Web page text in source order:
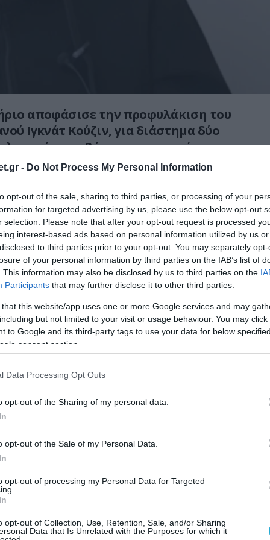
- Do Not Process My Personal Information
opt-out of the sale, sharing to third parties, or processing of your
for targeted advertising by us, please use the below opt-out
selection. Please note that after your opt-out request is processed
interest-based ads based on personal information utilized by us
to third parties prior to your opt-out. You may separately
of your personal information by third parties on the IAB’s list of
This information may also be disclosed by us to third parties on the
Participants that may further disclose it to other third parties.
that this website/app uses one or more Google services and may
but not limited to your visit or usage behaviour. You may
to Google and its third-party tags to use your data for below
consent section.
Data Processing Opt Outs
opt-out of the Sharing of my personal data.
opt-out of the Sale of my Personal Data.
opt-out of processing my Personal Data for Targeted
opt-out of Collection, Use, Retention, Sale, and/or Sharing
Data that Is Unrelated with the Purposes for which it
αποφάσισε την προφυλάκιση του
Ιγκνάτ Κούζιν, για διάστημα δύο
του Ρώσου στρατηγού,
με παγιδευμένο αυτοκίνητο κοντά
μέσα ενημέρωσης, κατά την ανάκρισή του
τον στρατολόγησαν από τις Μυστικές
(SBU).
ο 42χρονος φέρεται να περιέγραψε ότι
2023 έφτασε στη Ρωσία από την Ουκρανία
στην περιφέρεια της Μόσχας.
για τρομοκρατική επίθεση κατά του
να συγκεντρώνει στοιχεία για τον Ρώσο
φέρεται να εξήγησε, ότι μπόρεσε να
καθημερινής βάσης τον Γ.Μοσκάλικ και τις
την καθημερινή ρουτίνα του,
των χρόνων άφιξης και αναχώρησης
επίσης, να περιγράφει ότι είχε
Golf που παγίδευσε με υλικά που
στην περιοχή Μπαλασίκα. Τα υλικά,